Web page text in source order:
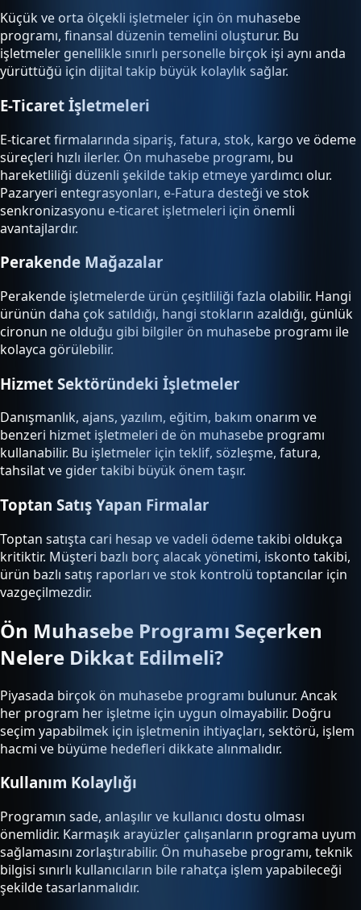
Küçük ve orta ölçekli işletmeler için ön muhasebe
programı, finansal düzenin temelini oluşturur. Bu
işletmeler genellikle sınırlı personelle birçok işi aynı anda
yürüttüğü için dijital takip büyük kolaylık sağlar.
E-Ticaret İşletmeleri
E-ticaret firmalarında sipariş, fatura, stok, kargo ve ödeme
süreçleri hızlı ilerler. Ön muhasebe programı, bu
hareketliliği düzenli şekilde takip etmeye yardımcı olur.
Pazaryeri entegrasyonları, e-Fatura desteği ve stok
senkronizasyonu e-ticaret işletmeleri için önemli
avantajlardır.
Perakende Mağazalar
Perakende işletmelerde ürün çeşitliliği fazla olabilir. Hangi
ürünün daha çok satıldığı, hangi stokların azaldığı, günlük
cironun ne olduğu gibi bilgiler ön muhasebe programı ile
kolayca görülebilir.
Hizmet Sektöründeki İşletmeler
Danışmanlık, ajans, yazılım, eğitim, bakım onarım ve
benzeri hizmet işletmeleri de ön muhasebe programı
kullanabilir. Bu işletmeler için teklif, sözleşme, fatura,
tahsilat ve gider takibi büyük önem taşır.
Toptan Satış Yapan Firmalar
Toptan satışta cari hesap ve vadeli ödeme takibi oldukça
kritiktir. Müşteri bazlı borç alacak yönetimi, iskonto takibi,
ürün bazlı satış raporları ve stok kontrolü toptancılar için
vazgeçilmezdir.
Ön Muhasebe Programı Seçerken
Nelere Dikkat Edilmeli?
Piyasada birçok ön muhasebe programı bulunur. Ancak
her program her işletme için uygun olmayabilir. Doğru
seçim yapabilmek için işletmenin ihtiyaçları, sektörü, işlem
hacmi ve büyüme hedefleri dikkate alınmalıdır.
Kullanım Kolaylığı
Programın sade, anlaşılır ve kullanıcı dostu olması
önemlidir. Karmaşık arayüzler çalışanların programa uyum
sağlamasını zorlaştırabilir. Ön muhasebe programı, teknik
bilgisi sınırlı kullanıcıların bile rahatça işlem yapabileceği
şekilde tasarlanmalıdır.